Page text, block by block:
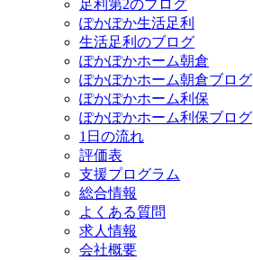
足利第2のブログ
ぽかぽか生活足利
生活足利のブログ
ぽかぽかホーム朝倉
ぽかぽかホーム朝倉ブログ
ぽかぽかホーム利保
ぽかぽかホーム利保ブログ
1日の流れ
評価表
支援プログラム
総合情報
よくある質問
求人情報
会社概要